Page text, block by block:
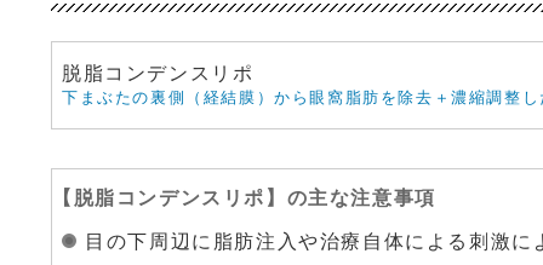
脱脂コンデンスリポ
下まぶたの裏側（経結膜）から眼窩脂肪を除去＋濃縮調整
【 脱脂コンデンスリポ 】の主な注意事項
目の下周辺に脂肪注入や治療自体による刺激